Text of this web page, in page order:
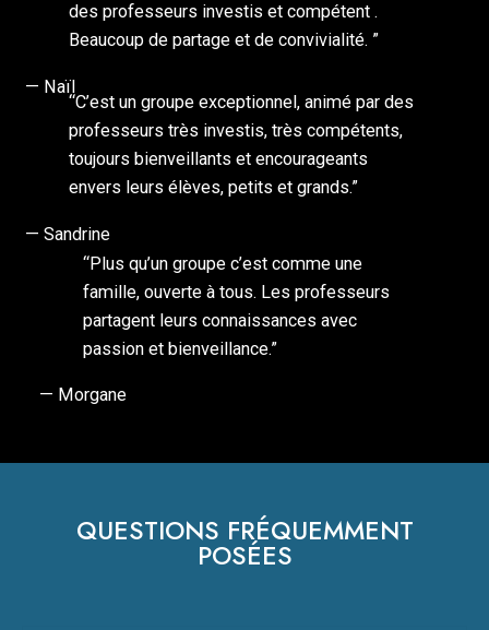
des professeurs investis et compétent .
Beaucoup de partage et de convivialité. ”
— Naïl
“C’est un groupe exceptionnel, animé par des
professeurs très investis, très compétents,
toujours bienveillants et encourageants
envers leurs élèves, petits et grands.”
— Sandrine
“Plus qu’un groupe c’est comme une
famille, ouverte à tous. Les professeurs
partagent leurs connaissances avec
passion et bienveillance.”
— Morgane
QUESTIONS FRÉQUEMMENT
POSÉES